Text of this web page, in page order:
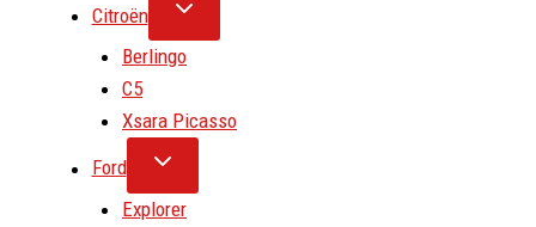
Citroën
Berlingo
C5
Xsara Picasso
Ford
Explorer